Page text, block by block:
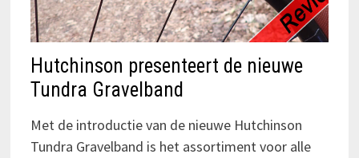
Hutchinson presenteert de nieuwe
Tundra Gravelband
Met de introductie van de nieuwe Hutchinson
Tundra Gravelband is het assortiment voor alle